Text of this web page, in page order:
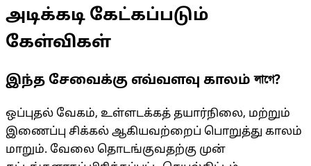
அடிக்கடி கேட்கப்படும்
கேள்விகள்
இந்த சேவைக்கு எவ்வளவு காலம் লাগে?
ஒப்புதல் வேகம், உள்ளடக்கத் தயார்நிலை, மற்றும்
இணைப்பு சிக்கல் ஆகியவற்றைப் பொறுத்து காலம்
மாறும். வேலை தொடங்குவதற்கு முன்